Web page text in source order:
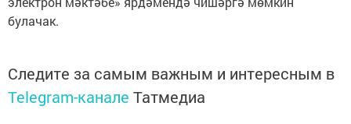
булачак.
Следите за самым важным и интересным в
Telegram-канале Татмедиа